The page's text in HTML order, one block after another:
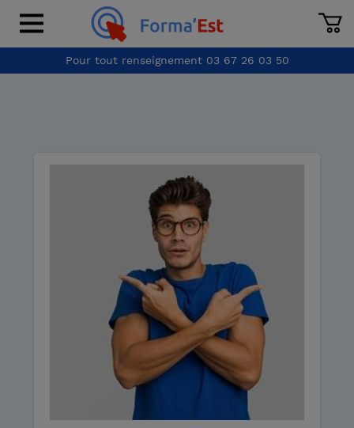
Pour tout renseignement 03 67 26 03 50